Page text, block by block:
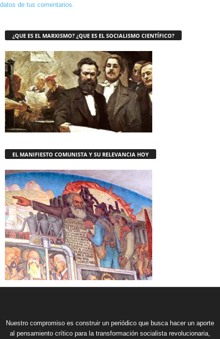
datos de tus comentarios.
¿QUE ES EL MARXISMO? ¿QUE ES EL SOCIALISMO CIENTÍFICO?
EL MANIFIESTO COMUNISTA Y SU RELEVANCIA HOY
Nuestro compromiso es construir un periódico que busca hacer un aporte
al pensamiento crítico para la transformación socialista revolucionaria,